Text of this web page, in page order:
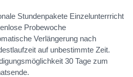
Stundenpakete Einzelunterrricht
Probewoche
Verlängerung nach
auf unbestimmte Zeit.
30 Tage zum